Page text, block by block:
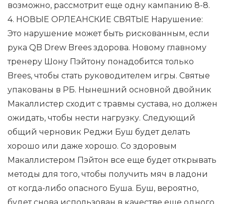
возможно, рассмотрит еще одну кампанию 8-8.
4. НОВЫЕ ОРЛЕАНСКИЕ СВЯТЫЕ Нарушение:
Это нарушение может быть рискованным, если
рука QB Drew Brees здорова. Новому главному
тренеру Шону Пэйтону понадобится только
Brees, чтобы стать руководителем игры. Святые
упакованы в РБ. Нынешний основной двойник
Макаллистер сходит с травмы сустава, но должен
ожидать, чтобы нести нагрузку. Следующий
общий черновик Реджи Буш будет делать
хорошо или даже хорошо. Со здоровым
Макаллистером Пэйтон все еще будет открывать
методы для того, чтобы получить мяч в ладони
от когда-либо опасного Буша. Буш, вероятно,